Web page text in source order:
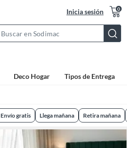
Inicia sesión 0
Bar
Deco Hogar Tipos de Entrega
Envío gratis Llega mañana Retira mañana